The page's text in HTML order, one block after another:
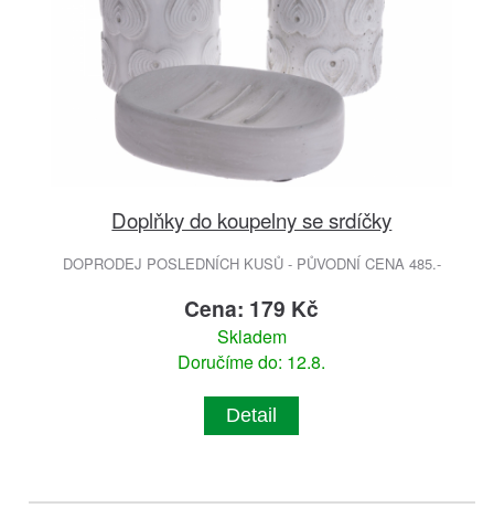
Doplňky do koupelny se srdíčky
DOPRODEJ POSLEDNÍCH KUSŮ - PŮVODNÍ CENA 485.-
Cena: 179 Kč
Skladem
Doručíme do: 12.8.
Detail